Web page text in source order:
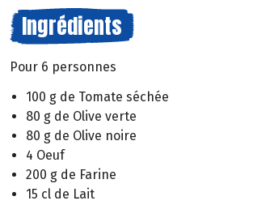
Ingrédients
Pour 6 personnes
100 g de Tomate séchée
80 g de Olive verte
80 g de Olive noire
4 Oeuf
200 g de Farine
15 cl de Lait